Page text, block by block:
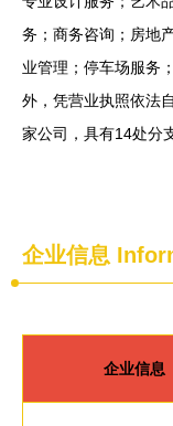
务；商务咨询；房地
业管理；停车场服务
外，凭营业执照依法
家公司，具有14处分
企业信息
企业信息